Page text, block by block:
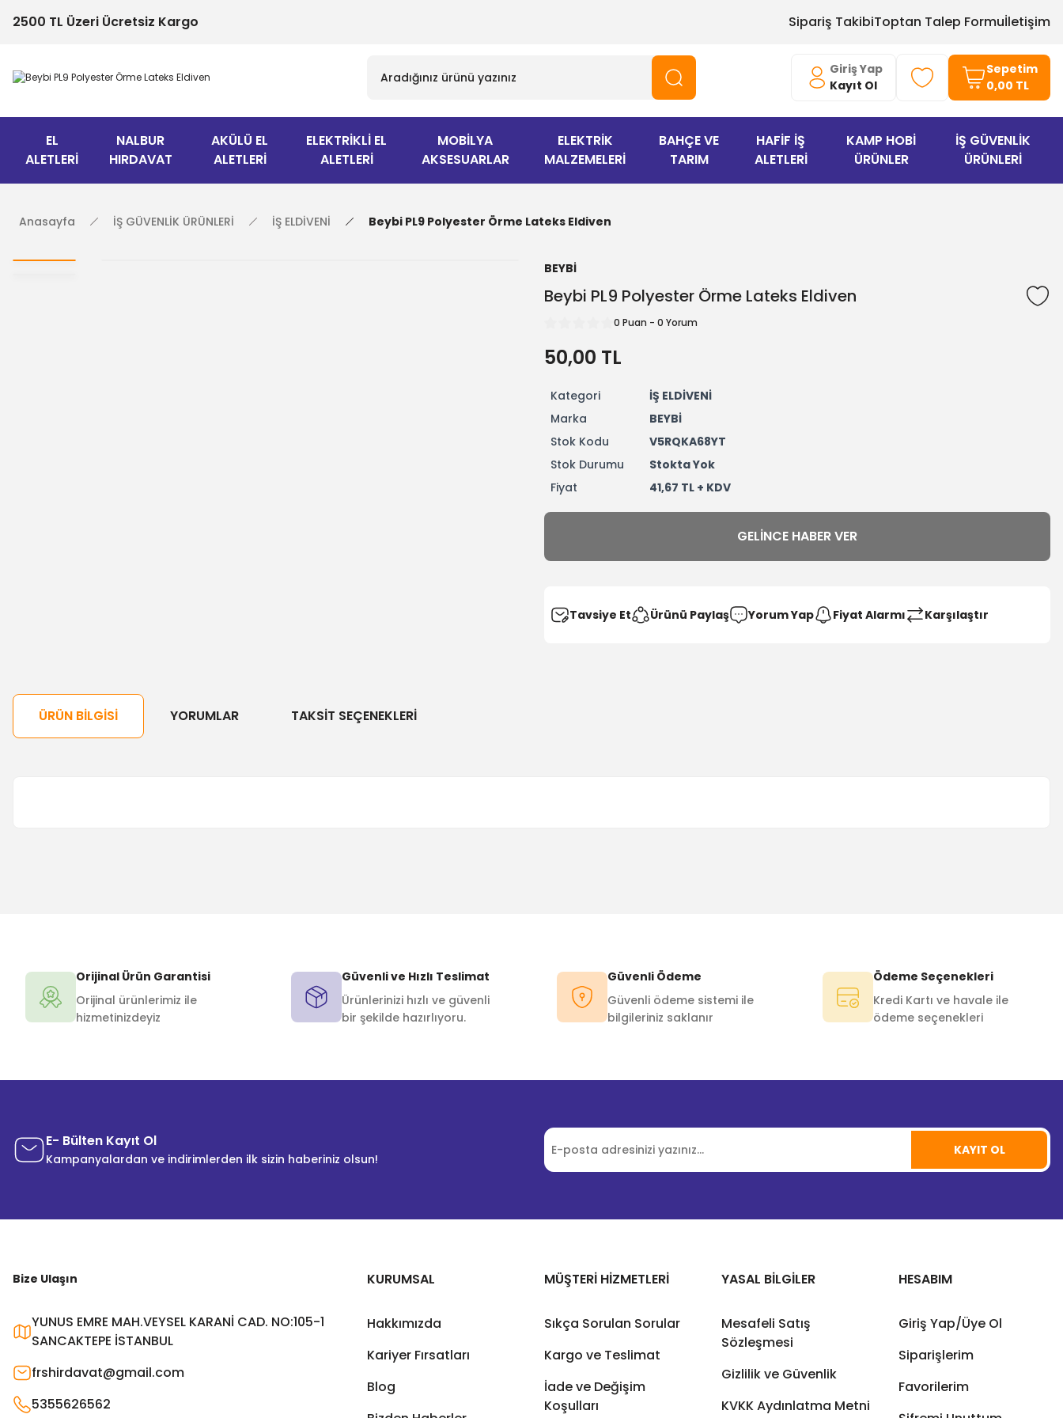
2500 TL Üzeri Ücretsiz Kargo Sipariş TakibiToptan Talep Formuİletişim
Giriş Yap
Kayıt Ol
Sepetim
0,00 TL
EL
ALETLERİ
NALBUR
HIRDAVAT
AKÜLÜ EL
ALETLERİ
ELEKTRİKLİ EL
ALETLERİ
MOBİLYA
AKSESUARLAR
ELEKTRİK
MALZEMELERİ
BAHÇE VE
TARIM
HAFİF İŞ
ALETLERİ
KAMP HOBİ
ÜRÜNLER
İŞ GÜVENLİK
ÜRÜNLERİ
Anasayfa İŞ GÜVENLİK ÜRÜNLERİ İŞ ELDİVENİ Beybi PL9 Polyester Örme Lateks Eldiven
BEYBİ
Beybi PL9 Polyester Örme Lateks Eldiven
0 Puan - 0 Yorum
50,00 TL
Kategori
İŞ ELDİVENİ
Marka
BEYBİ
Stok Kodu
V5RQKA68YT
Stok Durumu
Stokta Yok
Fiyat
41,67 TL + KDV
GELINCE HABER VER
Tavsiye Et Ürünü Paylaş Yorum Yap Fiyat Alarmı Karşılaştır
ÜRÜN BILGISI YORUMLAR TAKSIT SEÇENEKLERI
Yorum Yaz
Orijinal Ürün Garantisi
Orijinal ürünlerimiz ile
hizmetinizdeyiz
Güvenli ve Hızlı Teslimat
Ürünlerinizi hızlı ve güvenli
bir şekilde hazırlıyoru.
Güvenli Ödeme
Güvenli ödeme sistemi ile
bilgileriniz saklanır
Ödeme Seçenekleri
Kredi Kartı ve havale ile
ödeme seçenekleri
E- Bülten Kayıt Ol
Kampanyalardan ve indirimlerden ilk sizin haberiniz olsun!
KAYIT OL
Bize Ulaşın
YUNUS EMRE MAH.VEYSEL KARANİ CAD. NO:105-1
SANCAKTEPE İSTANBUL
frshirdavat@gmail.com
5355626562
KURUMSAL
Hakkımızda
Kariyer Fırsatları
Blog
MÜŞTERİ HİZMETLERİ
Sıkça Sorulan Sorular
Kargo ve Teslimat
İade ve Değişim
Koşulları
YASAL BİLGİLER
Mesafeli Satış
Sözleşmesi
Gizlilik ve Güvenlik
KVKK Aydınlatma Metni
HESABIM
Giriş Yap/Üye Ol
Siparişlerim
Favorilerim